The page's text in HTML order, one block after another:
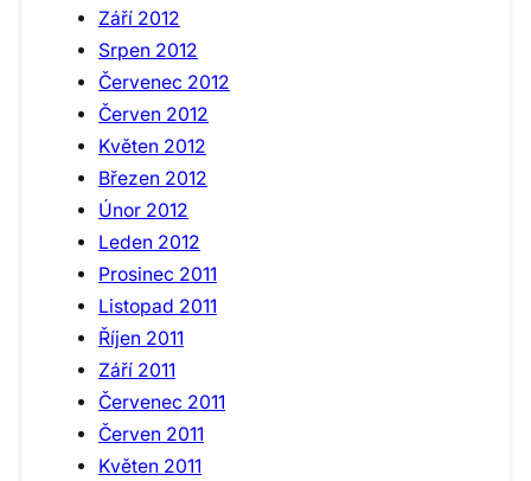
Září 2012
Srpen 2012
Červenec 2012
Červen 2012
Květen 2012
Březen 2012
Únor 2012
Leden 2012
Prosinec 2011
Listopad 2011
Říjen 2011
Září 2011
Červenec 2011
Červen 2011
Květen 2011